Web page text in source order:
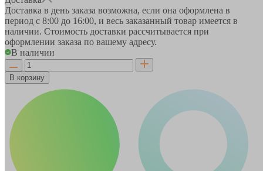
Доставка в день заказа возможна, если она оформлена в
период с 8:00 до 16:00, и весь заказанный товар имеется в
наличии. Стоимость доставки рассчитывается при
оформлении заказа по вашему адресу.
В наличии
В корзину